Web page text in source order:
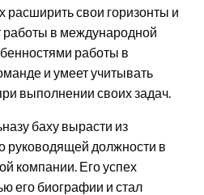
расширить свои горизонты и
работы в международной
работы в
и умеет учитывать
выполнении своих задач.
баху вырасти из
руководящей должности в
компании. Его успех
его биографии и стал